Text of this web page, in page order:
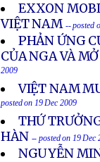
EXXON
VIỆT NAM -- posted
PHẢN ỨNG
CỦA NGA VÀ
2009
VIỆT NAM
posted on 19 Dec 2009
THỨ
HÀN -- posted on 19 Dec
NGUYỄN